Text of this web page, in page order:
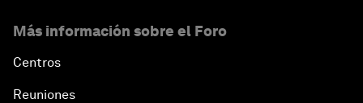
Más información sobre el Foro
Centros
Reuniones